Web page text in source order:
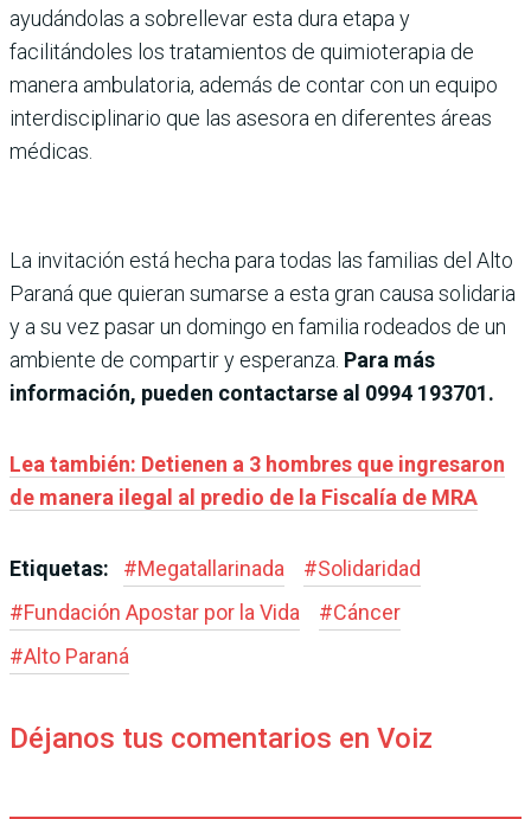
ayudándolas a sobrellevar esta dura etapa y
facilitándoles los tratamientos de quimioterapia de
manera ambulatoria, además de contar con un equipo
interdisciplinario que las asesora en diferentes áreas
médicas.
La invitación está hecha para todas las familias del Alto
Paraná que quieran sumarse a esta gran causa solidaria
y a su vez pasar un domingo en familia rodeados de un
ambiente de compartir y esperanza. Para más
información, pueden contactarse al 0994 193701.
Lea también: Detienen a 3 hombres que ingresaron
de manera ilegal al predio de la Fiscalía de MRA
Etiquetas: #Megatallarinada #Solidaridad
#Fundación Apostar por la Vida #Cáncer
#Alto Paraná
Déjanos tus comentarios en Voiz